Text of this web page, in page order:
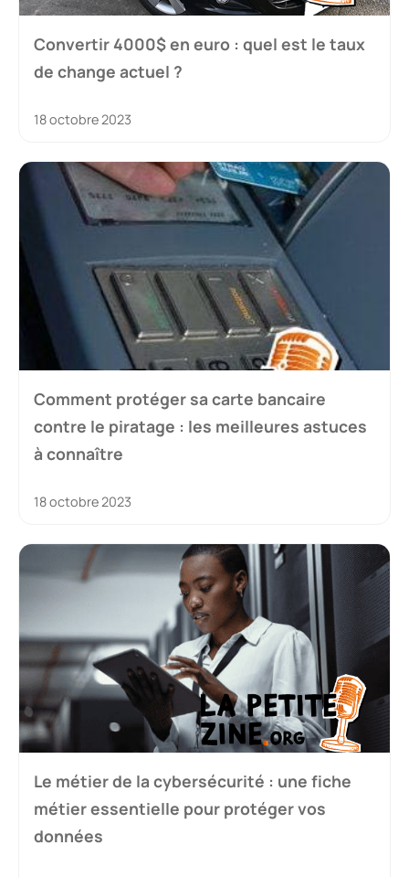
Convertir 4000$ en euro : quel est le taux
de change actuel ?
18 octobre 2023
Comment protéger sa carte bancaire
contre le piratage : les meilleures astuces
à connaître
18 octobre 2023
Le métier de la cybersécurité : une fiche
métier essentielle pour protéger vos
données